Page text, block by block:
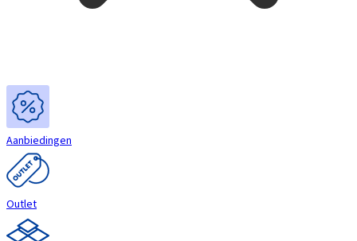
Aanbiedingen
Outlet